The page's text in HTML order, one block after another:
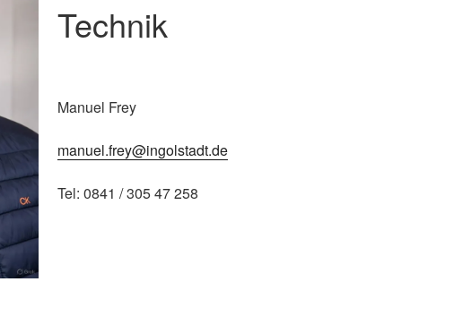
Technik
Manuel Frey
manuel.frey@ingolstadt.de
Tel: 0841 / 305 47 258